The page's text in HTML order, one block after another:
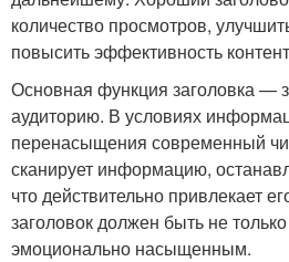
количество просмотров,
повысить эффективность
Основная функция заголовка —
аудиторию. В условиях
перенасыщения современный
сканирует информацию,
что действительно привлекает
заголовок должен быть не
эмоционально насыщенным.